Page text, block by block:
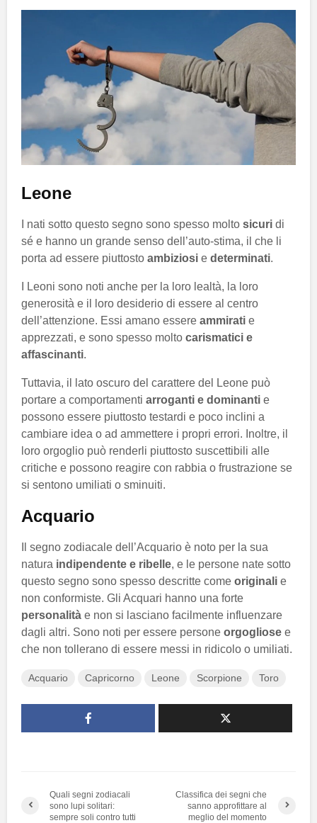
Leone
I nati sotto questo segno sono spesso molto sicuri di
sé e hanno un grande senso dell’auto-stima, il che li
porta ad essere piuttosto ambiziosi e determinati.
I Leoni sono noti anche per la loro lealtà, la loro
generosità e il loro desiderio di essere al centro
dell’attenzione. Essi amano essere ammirati e
apprezzati, e sono spesso molto carismatici e
affascinanti.
Tuttavia, il lato oscuro del carattere del Leone può
portare a comportamenti arroganti e dominanti e
possono essere piuttosto testardi e poco inclini a
cambiare idea o ad ammettere i propri errori. Inoltre, il
loro orgoglio può renderli piuttosto suscettibili alle
critiche e possono reagire con rabbia o frustrazione se
si sentono umiliati o sminuiti.
Acquario
Il segno zodiacale dell’Acquario è noto per la sua
natura indipendente e ribelle, e le persone nate sotto
questo segno sono spesso descritte come originali e
non conformiste. Gli Acquari hanno una forte
personalità e non si lasciano facilmente influenzare
dagli altri. Sono noti per essere persone orgogliose e
che non tollerano di essere messi in ridicolo o umiliati.
Acquario Capricorno Leone Scorpione Toro
Quali segni zodiacali
sono lupi solitari:
sempre soli contro tutti
Classifica dei segni che
sanno approfittare al
meglio del momento